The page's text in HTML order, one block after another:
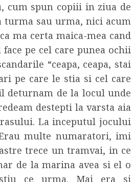
cum spun copiii in ziua de
turma sau urma, nici acum
ma certa maica-mea cand
pe cel care punea ochii
“ceapa, ceapa, stai
pe care le stia si cel care
deturnam de la locul unde
destepti la varsta aia
La inceputul jocului
multe numaratori, imi
trece un tramvai, in ce
de la marina avea si el o
ce urma. Mai era si